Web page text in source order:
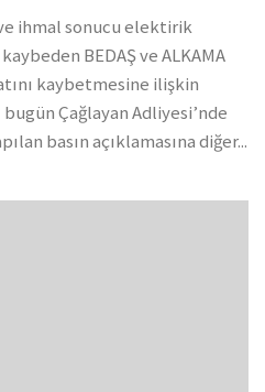
ihmal sonucu elektirik
BEDAŞ ve ALKAMA
kaybetmesine ilişkin
bugün Çağlayan Adliyesi’nde
basın açıklamasına diğer...